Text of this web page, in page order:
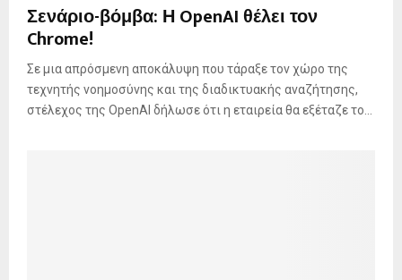
Σενάριο-βόμβα: Η OpenAI θέλει τον
Chrome!
Σε μια απρόσμενη αποκάλυψη που τάραξε τον χώρο της
τεχνητής νοημοσύνης και της διαδικτυακής αναζήτησης,
στέλεχος της OpenAI δήλωσε ότι η εταιρεία θα εξέταζε το...